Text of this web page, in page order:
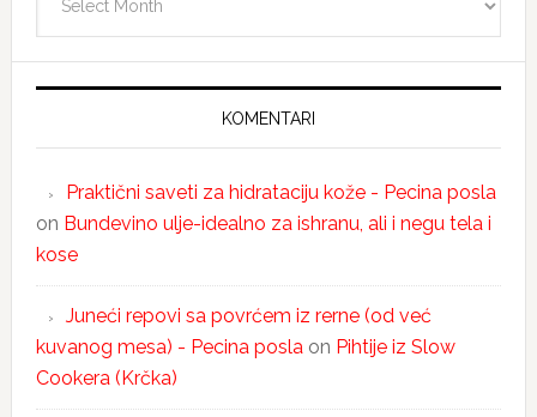
KOMENTARI
Praktični saveti za hidrataciju kože - Pecina posla
on Bundevino ulje-idealno za ishranu, ali i negu tela i
kose
Juneći repovi sa povrćem iz rerne (od već
kuvanog mesa) - Pecina poslaon Pihtije iz Slow
Cookera (Krčka)